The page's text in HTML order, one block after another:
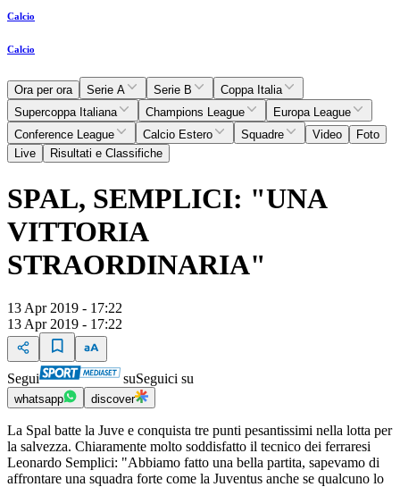
Calcio
Calcio
Ora per ora Serie A Serie B
Coppa Italia
Supercoppa Italiana
Champions League
Europa League
Conference League
Calcio Estero Squadre Video
Foto
Live
Risultati e Classifiche
SPAL, SEMPLICI: "UNA
VITTORIA
STRAORDINARIA"
13 Apr 2019 - 17:22
13 Apr 2019 - 17:22
Segui suSeguici su
whatsapp discover
La Spal batte la Juve e conquista tre punti pesantissimi nella lotta per
la salvezza. Chiaramente molto soddisfatto il tecnico dei ferraresi
Leonardo Semplici: "Abbiamo fatto una bella partita, sapevamo di
affrontare una squadra forte come la Juventus anche se qualcuno lo